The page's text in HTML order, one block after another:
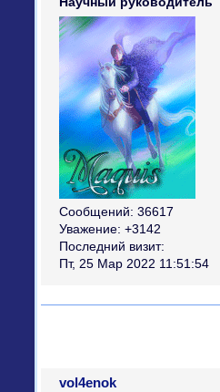
Сообщений: 36617
Уважение: +3142
Последний визит:
Пт, 25 Мар 2022 11:51:54
vol4enok